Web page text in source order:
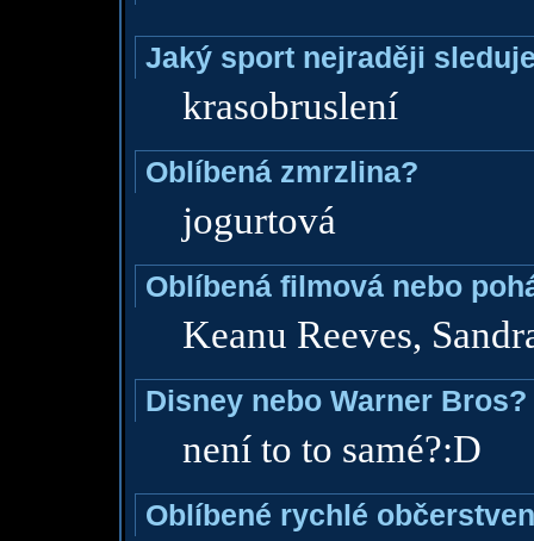
Jaký sport nejraději
krasobruslení
Oblíbená zmrzlina?
jogurtová
Oblíbená filmová nebo
Keanu Reeves,
Disney nebo Warner Bros?
není to to samé?:D
Oblíbené rychlé